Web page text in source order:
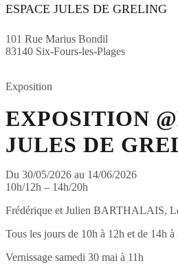
ESPACE JULES DE GRELING
101 Rue Marius Bondil
83140 Six-Fours-les-Plages
Exposition
EXPOSITION
JULES DE
Du 30/05/2026 au 14/06/2026
10h/12h – 14h/20h
Frédérique et Julien BARTHALAIS,
Tous les jours de 10h à 12h et de 14h à
Vernissage samedi 30 mai à 11h